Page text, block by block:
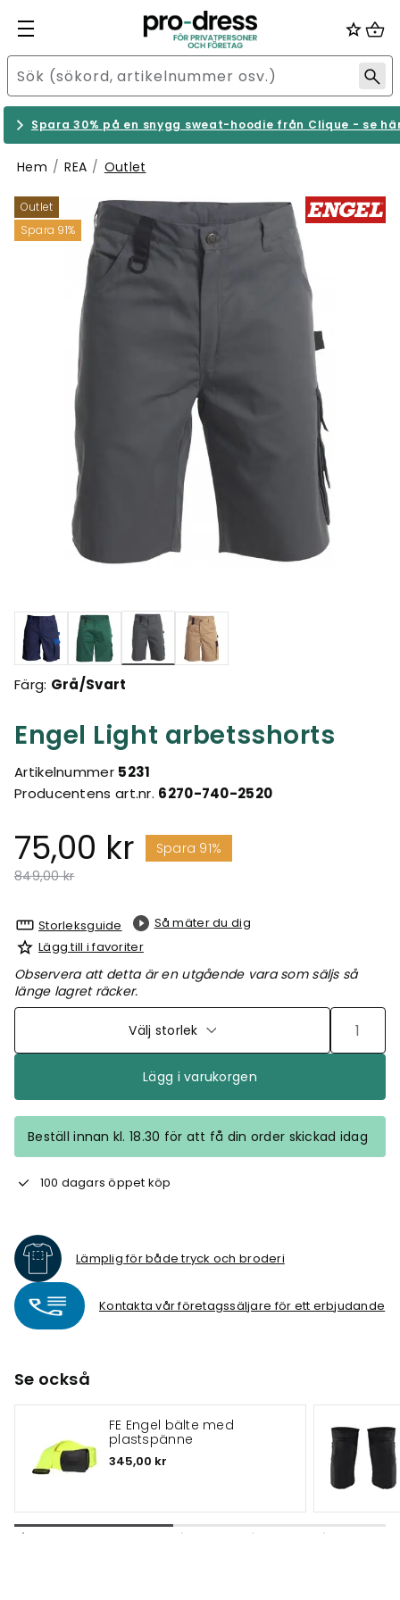
Spara 30% på en snygg sweat-hoodie från Clique - se
Hem REA Outlet
Outlet
Spara 91%
Engel Light arbetsshorts
Artikelnummer 5231
Producentens art.nr. 6270-740-2520
75,00 kr
Spara 91%
Pris nedsatt från
849,00 krtill
Valda
Färg: Grå/Svart
Storleksguide
Så mäter du dig
Lägg till i favoriter
Observera att detta är en utgående vara som säljs så
länge lagret räcker.
Välj storlek
Lägg i varukorgen
Beställ innan kl. 18.30 för att få din order skickad idag
100 dagars öppet köp
Lämplig för både tryck och broderi
Kontakta vår företagssäljare för ett erbjudande
Se också
FE Engel bälte med
plastspänne
345,00 kr